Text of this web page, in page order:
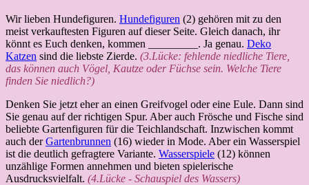
Wir lieben Hundefiguren. Hundefiguren (2) gehören mit zu den
meist verkauftesten Figuren auf dieser Seite. Gleich danach, ihr
könnt es Euch denken, kommen _________. Ja genau. Deko
Katzen sind die liebste Zierde. (3.Lücke: fehlende niedliche Tiere,
das können auch Vögel, Kautze oder Füchse sein. Welche Tiere
finden Sie niedlich?)
Denken Sie jetzt eher an einen Greifvogel oder eine Eule. Dann sind
Sie genau auf der richtigen Spur. Aber auch Frösche und Fische sind
beliebte Gartenfiguren für die Teichlandschaft. Inzwischen kommt
auch derGartenbrunnen (16) wieder in Mode. Aber ein Wasserspiel
ist die deutlich gefragtere Variante. Wasserspiele (12) können
unzählige Formen annehmen und bieten spielerische
Ausdrucksvielfalt. (4.Lücke - Schauspiel des Wassers)